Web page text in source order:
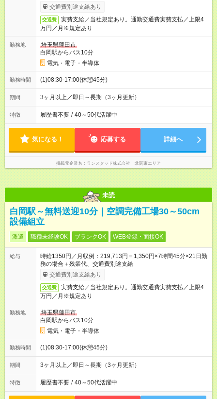
交通費別途支給あり
交通費
実費支給／当社規定あり。通勤交通費実費支払／上限4
万円／月※規定あり
勤務地
埼玉県蓮田市
白岡駅からバス10分
電気・電子・半導体
勤務時間 (1)08:30-17:00(休憩45分)
期間 3ヶ月以上／即日～長期（3ヶ月更新）
特徴 履歴書不要 / 40～50代活躍中
気になる！ 応募する 詳細へ
掲載元企業名 ランスタッド株式会社 北関東エリア
未読
白岡駅～無料送迎10分｜空調完備工場30～50cm
設備組立
派遣 職種未経験OK ブランクOK WEB登録・面接OK
給与
時給1350円／月収例：219,713円＝1,350円×7時間45分×21日勤
務の場合＋残業代、交通費別途支給
交通費別途支給あり
交通費
実費支給／当社規定あり。通勤交通費実費支払／上限4
万円／月※規定あり
勤務地
埼玉県蓮田市
白岡駅からバス10分
電気・電子・半導体
勤務時間 (1)08:30-17:00(休憩45分)
期間 3ヶ月以上／即日～長期（3ヶ月更新）
特徴 履歴書不要 / 40～50代活躍中